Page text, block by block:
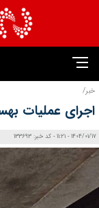
خبر/
اجرای عملیات
1404/01/17 - 11:21 - کد خبر: 133693